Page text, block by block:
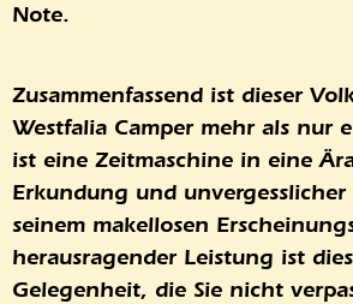
Note.
Zusammenfassend ist dieser
Westfalia Camper mehr als nur
ist eine Zeitmaschine in eine
Erkundung und
seinem makellosen
herausragender Leistung ist
Gelegenheit, die Sie nicht